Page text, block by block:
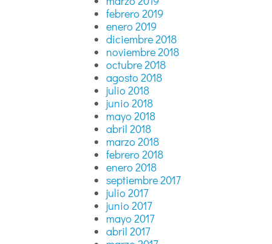
febrero 2019
enero 2019
diciembre 2018
noviembre 2018
octubre 2018
agosto 2018
julio 2018
junio 2018
mayo 2018
abril 2018
marzo 2018
febrero 2018
enero 2018
septiembre 2017
julio 2017
junio 2017
mayo 2017
abril 2017